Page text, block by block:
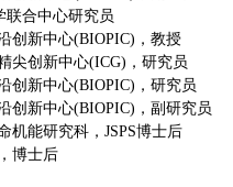
联合中心研究员
创新中心(BIOPIC)，教授
尖创新中心(ICG)，研究员
创新中心(BIOPIC)，研究员
创新中心(BIOPIC) ，副研究员
机能研究科，JSPS博士后
博士后